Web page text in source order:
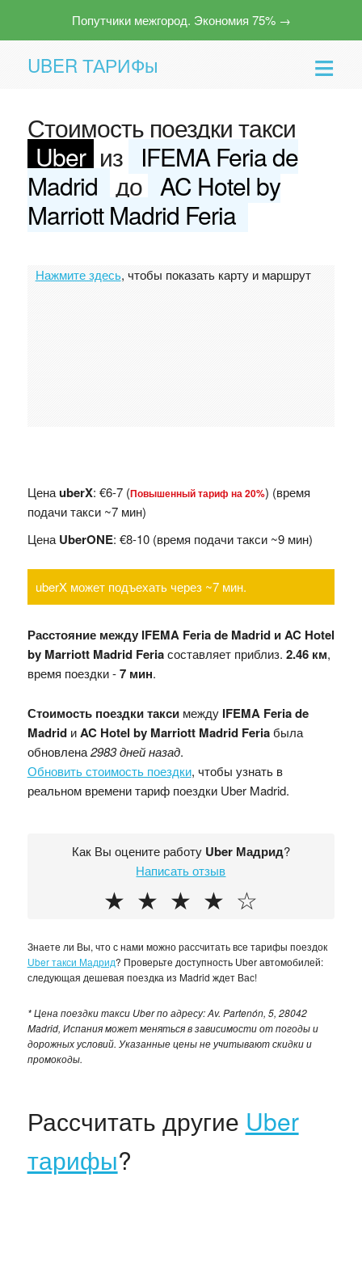
Попутчики межгород. Экономия 75% →
UBER ТАРИФы
Помощь
Стоимость поездки такси
Uber из IFEMA Feria de
Madrid до AC Hotel by
Marriott Madrid Feria
Нажмите здесь, чтобы показать карту и маршрут
ЦенаuberX: €6-7 (Повышенный тариф на 20%) (время
подачи такси ~7 мин)
Цена UberONE: €8-10 (время подачи такси ~9 мин)
uberX может подъехать через ~7 мин.
Расстояние между IFEMA Feria de Madrid и AC Hotel
by Marriott Madrid Feriaсоставляет приблиз. 2.46 км,
время поездки -7 мин.
Стоимость поездки таксимежду IFEMA Feria de
MadridиAC Hotel by Marriott Madrid Feriaбыла
обновлена2983 дней назад.
Обновить стоимость поездки, чтобы узнать в
реальном времени тариф поездки Uber Madrid.
Как Вы оцените работу Uber Мадрид?
Написать отзыв
☆
★
★
★
★
Знаете ли Вы, что с нами можно рассчитать все тарифы поездок
Uber такси Мадрид? Проверьте доступность Uber автомобилей:
следующая дешевая поездка из Madrid ждет Вас!
* Цена поездки такси Uber по адресу: Av. Partenón, 5, 28042
Madrid, Испания может меняться в зависимости от погоды и
дорожных условий. Указанные цены не учитывают скидки и
промокоды.
Рассчитать другие Uber
тарифы?